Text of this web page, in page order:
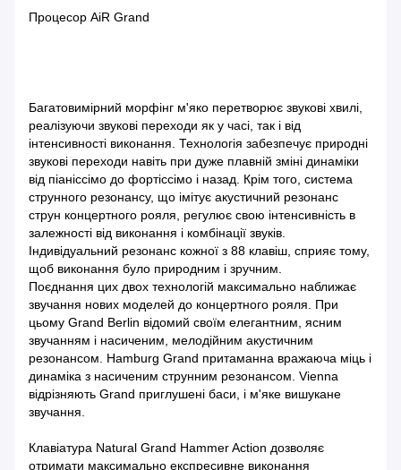
Процесор AiR Grand
Багатовимірний морфінг м'яко перетворює звукові хвилі,
реалізуючи звукові переходи як у часі, так і від
інтенсивності виконання. Технологія забезпечує природні
звукові переходи навіть при дуже плавній зміні динаміки
від піаніссімо до фортіссімо і назад. Крім того, система
струнного резонансу, що імітує акустичний резонанс
струн концертного рояля, регулює свою інтенсивність в
залежності від виконання і комбінації звуків.
Індивідуальний резонанс кожної з 88 клавіш, сприяє тому,
щоб виконання було природним і зручним.
Поєднання цих двох технологій максимально наближає
звучання нових моделей до концертного рояля. При
цьому Grand Berlin відомий своїм елегантним, ясним
звучанням і насиченим, мелодійним акустичним
резонансом. Hamburg Grand притаманна вражаюча міць і
динаміка з насиченим струнним резонансом. Vienna
відрізняють Grand приглушені баси, і м'яке вишукане
звучання.
Клавіатура Natural Grand Hammer Action дозволяє
отримати максимально експресивне виконання